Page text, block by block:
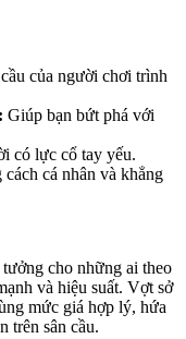
của người chơi trình
Giúp bạn bứt phá với
có lực cổ tay yếu.
cá nhân và khẳng
cho những ai theo
và hiệu suất. Vợt sở
mức giá hợp lý, hứa
trên sân cầu.